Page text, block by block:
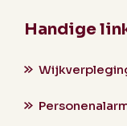
Handige